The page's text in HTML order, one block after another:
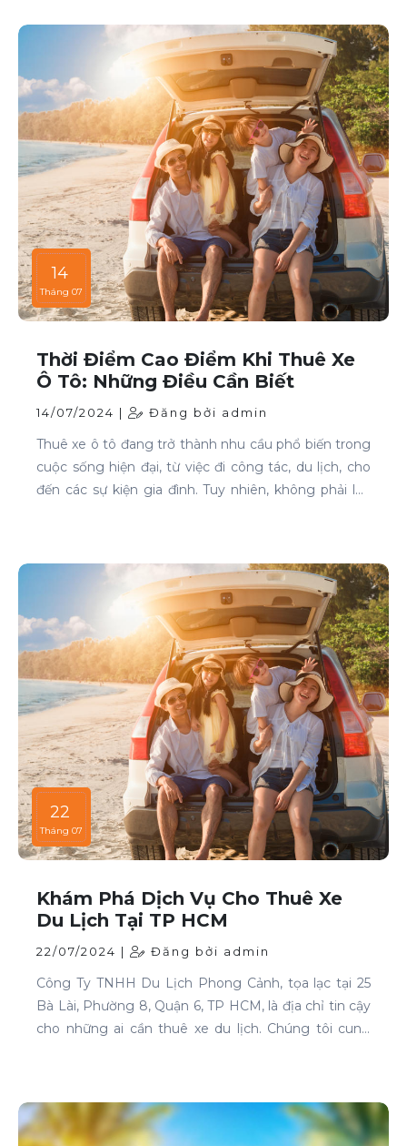
14
Tháng 07
Thời Điểm Cao Điểm Khi Thuê Xe
Ô Tô: Những Điều Cần Biết
14/07/2024 | Đăng bởi admin
Thuê xe ô tô đang trở thành nhu cầu phổ biến trong
cuộc sống hiện đại, từ việc đi công tác, du lịch, cho
đến các sự kiện gia đình. Tuy nhiên, không phải lúc
cao điểm khi thuê xe ô tô và những lưu ý để thuê xe
một cách thông minh và tiết kiệm.
22
Tháng 07
Khám Phá Dịch Vụ Cho Thuê Xe
Du Lịch Tại TP HCM
22/07/2024 | Đăng bởi admin
Công Ty TNHH Du Lịch Phong Cảnh, tọa lạc tại 25
Bà Lài, Phường 8, Quận 6, TP HCM, là địa chỉ tin cậy
cho những ai cần thuê xe du lịch. Chúng tôi cung